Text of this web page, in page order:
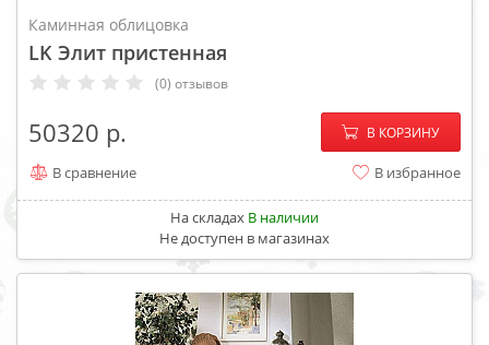
Каминная облицовка
LK Элит пристенная
(0) отзывов
50320 − +
В КОРЗИНУ
В сравнение В избранное
На складах В наличии
Не доступен в магазинах